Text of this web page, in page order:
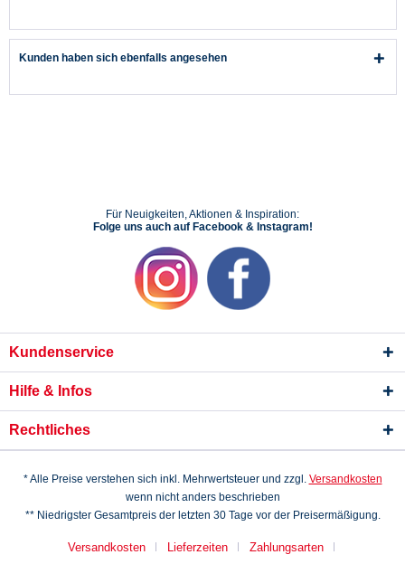
Kunden haben sich ebenfalls angesehen
Für Neuigkeiten, Aktionen & Inspiration:
Folge uns auch auf Facebook & Instagram!
Kundenservice
Hilfe & Infos
Rechtliches
* Alle Preise verstehen sich inkl. Mehrwertsteuer und zzgl. Versandkosten
wenn nicht anders beschrieben
** Niedrigster Gesamtpreis der letzten 30 Tage vor der Preisermäßigung.
Versandkosten Lieferzeiten Zahlungsarten